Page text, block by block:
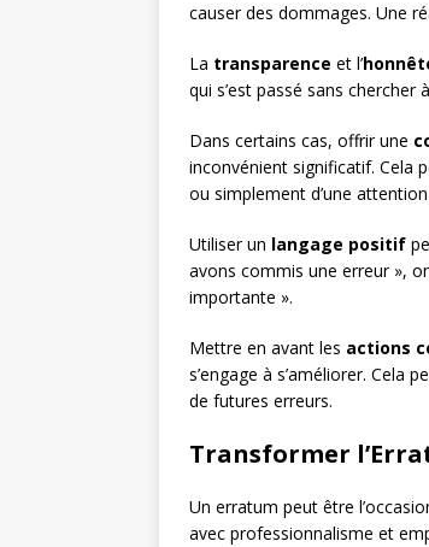
causer des dommages. Une
La transparence et l’
qui s’est passé sans chercher
Dans certains cas, offrir une
inconvénient significatif. Cela
ou simplement d’une
Utiliser un langage positif
avons commis une erreur »,
importante ».
Mettre en avant les actions
s’engage à s’améliorer. Cela
de futures erreurs.
Transformer
Un erratum peut être
avec professionnalisme et